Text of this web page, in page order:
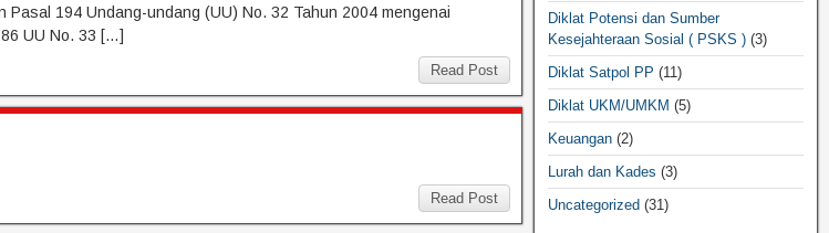
194 Undang-undang (UU) No. 32 Tahun 2004 mengenai
UU No. 33 […]
Read Post
Read Post
Diklat Potensi dan Sumber
Kesejahteraan Sosial ( PSKS ) (3)
Diklat Satpol PP (11)
Diklat UKM/UMKM (5)
Keuangan (2)
Lurah dan Kades (3)
Uncategorized (31)